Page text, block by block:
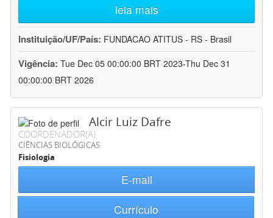
leia mais
Instituição/UF/País: FUNDACAO ATITUS - RS - Brasil
Vigência: Tue Dec 05 00:00:00 BRT 2023-Thu Dec 31
00:00:00 BRT 2026
Alcir Luiz Dafre
COORDENADOR(A)
CIÊNCIAS BIOLÓGICAS
Fisiologia
E-mail
Currículo